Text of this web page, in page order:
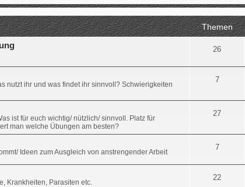
Themen
26
nutzt ihr und was findet ihr sinnvoll? Schwierigkeiten
7
ist für euch wichtig/ nützlich/ sinnvoll. Platz für
man welche Übungen am besten?
27
Ideen zum Ausgleich von anstrengender Arbeit
7
Krankheiten, Parasiten etc.
22